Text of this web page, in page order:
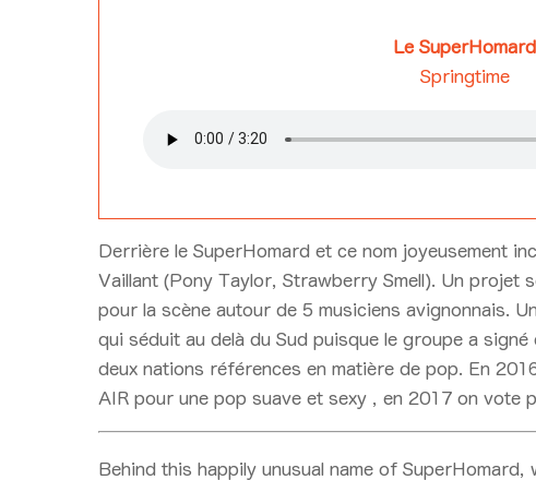
Le SuperHomard
Springtime
Derrière le SuperHomard et ce nom joyeusement
Vaillant (Pony Taylor, Strawberry Smell). Un projet
pour la scène autour de 5 musiciens avignonnais.
qui séduit au delà du Sud puisque le groupe a signé
deux nations références en matière de pop. En
AIR pour une pop suave et sexy , en 2017 on vote
Behind this happily unusual name of SuperHomard,